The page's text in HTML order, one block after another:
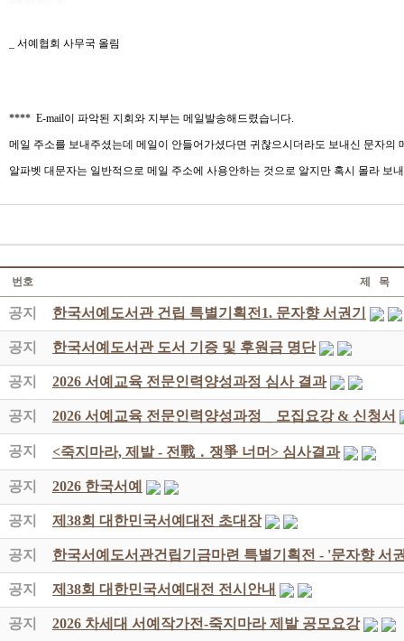
_ 서예협회 사무국 올림
**** E-mail이 파악된 지회와 지부는 메일발송해드렸습니다.
메일 주소를 보내주셨는데 메일이 안들어가셨다면 귀찮으시더라도 보내신 문자의
알파벳 대문자는 일반적으로 메일 주소에 사용안하는 것으로 알지만 혹시 몰라 보
번호 제 목
공지 한국서예도서관 건립 특별기획전1. 문자향 서권기
공지 한국서예도서관 도서 기증 및 후원금 명단
공지 2026 서예교육 전문인력양성과정 심사 결과
공지 2026 서예교육 전문인력양성과정 _ 모집요강 & 신청서
공지 <죽지마라, 제발 - 전戰 ․ 쟁爭 너머> 심사결과
공지 2026 한국서예
공지 제38회 대한민국서예대전 초대장
공지 한국서예도서관건립기금마련 특별기획전 - '문자향 서
공지 제38회 대한민국서예대전 전시안내
공지 2026 차세대 서예작가전-죽지마라 제발 공모요강